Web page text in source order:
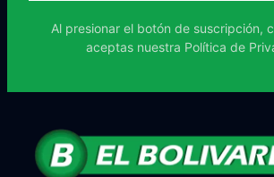
Al presionar el botón de suscripción,
aceptas nuestra Política de